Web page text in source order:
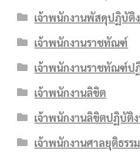
เจ้าพนักงานพัสดุปฏิบัติ
เจ้าพนักงานราชทัณฑ์
เจ้าพนักงานราชทัณฑ์ป
เจ้าพนักงานลิขิต
เจ้าพนักงานลิขิตปฏิบัติ
เจ้าพนักงานศาลยุติธรรม